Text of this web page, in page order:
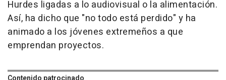
Hurdes ligadas a lo audiovisual o la alimentación.
Así, ha dicho que "no todo está perdido" y ha
animado a los jóvenes extremeños a que
emprendan proyectos.